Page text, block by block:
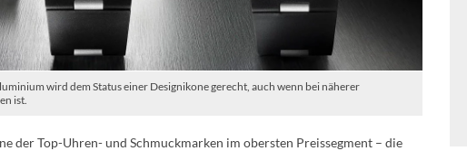
wird dem Status einer Designikone gerecht, auch wenn bei näherer
ist.
der Top-Uhren- und Schmuckmarken im obersten Preissegment – die